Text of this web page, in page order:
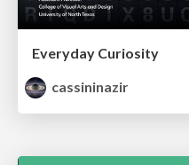
Everyday Curiosity
cassininazir